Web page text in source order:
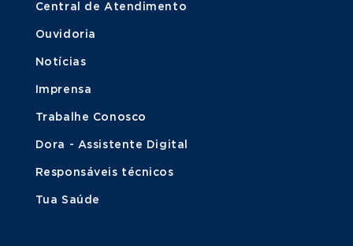
Central de Atendimento
Ouvidoria
Notícias
Imprensa
Trabalhe Conosco
Dora - Assistente Digital
Responsáveis técnicos
Tua Saúde